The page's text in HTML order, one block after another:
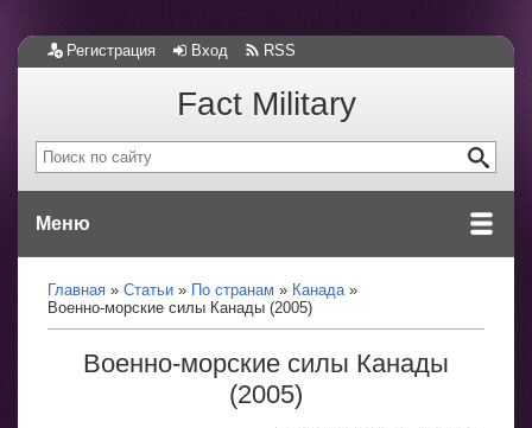
Регистрация Вход RSS
Fact Military
Меню
Главная Статьи По странам
Канада
Военно-морские силы Канады (2005)
Военно-морские силы Канады
(2005)